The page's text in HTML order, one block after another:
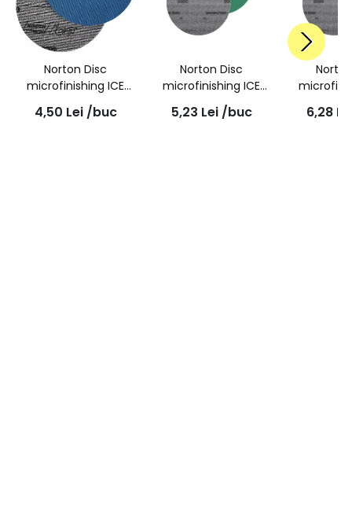
Norton Disc
microfinishing ICE
Q255 80mm P1500
4,50 Lei /buc
Norton Disc
microfinishing ICE
Q255 80mm P3000
5,23 Lei /buc 6,28